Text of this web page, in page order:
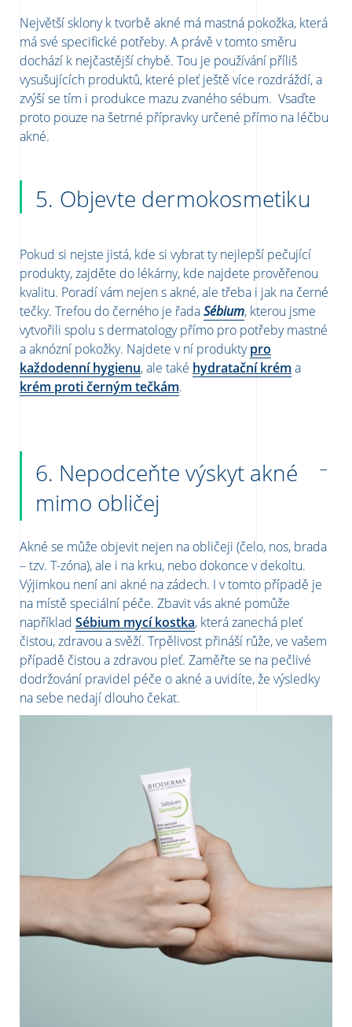
Největší sklony k tvorbě akné má mastná pokožka, která
má své specifické potřeby. A právě v tomto směru
dochází k nejčastější chybě. Tou je používání příliš
vysušujících produktů, které pleť ještě více rozdráždí, a
zvýší se tím i produkce mazu zvaného sébum. Vsaďte
proto pouze na šetrné přípravky určené přímo na léčbu
akné.
5. Objevte dermokosmetiku
Pokud si nejste jistá, kde si vybrat ty nejlepší pečující
produkty, zajděte do lékárny, kde najdete prověřenou
kvalitu. Poradí vám nejen s akné, ale třeba i jak na černé
tečky. Trefou do černého je řadaSébium, kterou jsme
vytvořili spolu s dermatology přímo pro potřeby mastné
aaknózní pokožky. Najdete v ní produktypro
každodenní hygienu, ale také hydratační krém a
krém proti černým tečkám.
6. Nepodceňte výskyt akné
mimo obličej
Akné se může objevit nejen na obličeji (čelo, nos, brada
– tzv. T-zóna), ale i na krku, nebo dokonce v dekoltu.
Výjimkou není ani akné na zádech. I v tomto případě je
na místě speciální péče. Zbavit vás akné pomůže
například Sébium mycí kostka, která zanechá pleť
čistou, zdravou a svěží. Trpělivost přináší růže, ve vašem
případě čistou a zdravou pleť. Zaměřte se na pečlivé
dodržování pravidel péče o akné a uvidíte, že výsledky
na sebe nedají dlouho čekat.